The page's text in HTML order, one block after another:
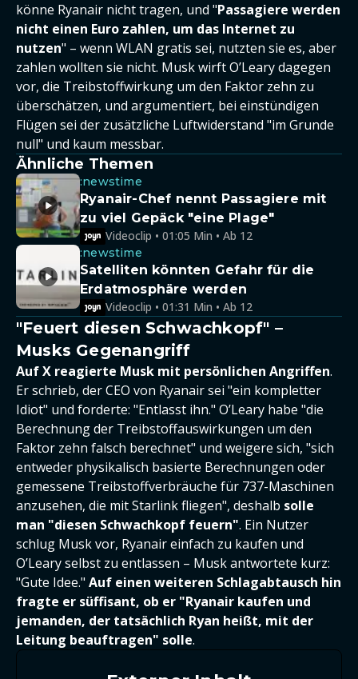
könne Ryanair nicht tragen, und "Passagiere werden
nicht einen Euro zahlen, um das Internet zu
nutzen" – wenn WLAN gratis sei, nutzten sie es, aber
zahlen wollten sie nicht. Musk wirft O’Leary dagegen
vor, die Treibstoffwirkung um den Faktor zehn zu
überschätzen, und argumentiert, bei einstündigen
Flügen sei der zusätzliche Luftwiderstand "im Grunde
null" und kaum messbar.
Ähnliche Themen
:newstime
Ryanair-Chef nennt Passagiere mit
zu viel Gepäck "eine Plage"
Videoclip • 01:05 Min • Ab 12
:newstime
Satelliten könnten Gefahr für die
Erdatmosphäre werden
Videoclip • 01:31 Min • Ab 12
"Feuert diesen Schwachkopf" –
Musks Gegenangriff
Auf X reagierte Musk mit persönlichen Angriffen.
Er schrieb, der CEO von Ryanair sei "ein kompletter
Idiot" und forderte: "Entlasst ihn." O’Leary habe "die
Berechnung der Treibstoffauswirkungen um den
Faktor zehn falsch berechnet" und weigere sich, "sich
entweder physikalisch basierte Berechnungen oder
gemessene Treibstoffverbräuche für 737-Maschinen
anzusehen, die mit Starlink fliegen", deshalb solle
man "diesen Schwachkopf feuern". Ein Nutzer
schlug Musk vor, Ryanair einfach zu kaufen und
O’Leary selbst zu entlassen – Musk antwortete kurz:
"Gute Idee." Auf einen weiteren Schlagabtausch hin
fragte er süffisant, ob er "Ryanair kaufen und
jemanden, der tatsächlich Ryan heißt, mit der
Leitung beauftragen" solle.